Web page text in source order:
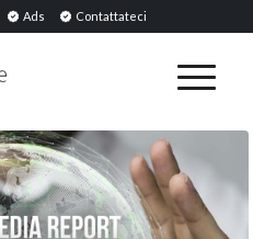
Ads Contattateci